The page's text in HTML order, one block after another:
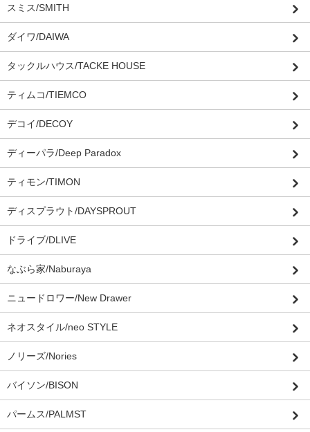
スミス/SMITH
ダイワ/DAIWA
タックルハウス/TACKE HOUSE
ティムコ/TIEMCO
デコイ/DECOY
ディーパラ/Deep Paradox
ティモン/TIMON
ディスプラウト/DAYSPROUT
ドライブ/DLIVE
なぶら家/Naburaya
ニュードロワー/New Drawer
ネオスタイル/neo STYLE
ノリーズ/Nories
バイソン/BISON
パームス/PALMST